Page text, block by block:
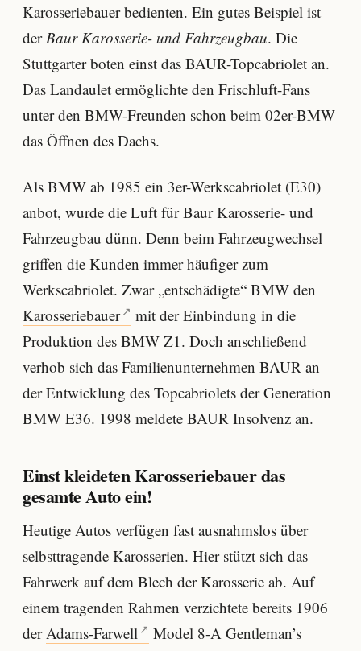
Karosseriebauer bedienten. Ein gutes Beispiel ist
der Baur Karosserie- und Fahrzeugbau. Die
Stuttgarter boten einst das BAUR-Topcabriolet an.
Das Landaulet ermöglichte den Frischluft-Fans
unter den BMW-Freunden schon beim 02er-BMW
das Öffnen des Dachs.
Als BMW ab 1985 ein 3er-Werkscabriolet (E30)
anbot, wurde die Luft für Baur Karosserie- und
Fahrzeugbau dünn. Denn beim Fahrzeugwechsel
griffen die Kunden immer häufiger zum
Werkscabriolet. Zwar „entschädigte“ BMW den
Karosseriebauer
mit der Einbindung in die
Produktion des BMW Z1. Doch anschließend
verhob sich das Familienunternehmen BAUR an
der Entwicklung des Topcabriolets der Generation
BMW E36. 1998 meldete BAUR Insolvenz an.
Einst kleideten Karosseriebauer das
gesamte Auto ein!
Heutige Autos verfügen fast ausnahmslos über
selbsttragende Karosserien. Hier stützt sich das
Fahrwerk auf dem Blech der Karosserie ab. Auf
einem tragenden Rahmen verzichtete bereits 1906
derAdams-Farwell
Model 8-A Gentleman’s